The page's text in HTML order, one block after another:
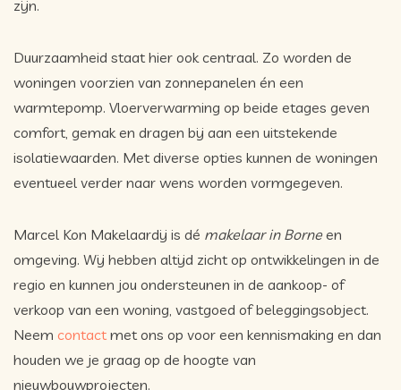
zijn.
Duurzaamheid staat hier ook centraal. Zo worden de
woningen voorzien van zonnepanelen én een
warmtepomp. Vloerverwarming op beide etages geven
comfort, gemak en dragen bij aan een uitstekende
isolatiewaarden. Met diverse opties kunnen de woningen
eventueel verder naar wens worden vormgegeven.
Marcel Kon Makelaardij is dé makelaar in Borne en
omgeving. Wij hebben altijd zicht op ontwikkelingen in de
regio en kunnen jou ondersteunen in de aankoop- of
verkoop van een woning, vastgoed of beleggingsobject.
Neem contact met ons op voor een kennismaking en dan
houden we je graag op de hoogte van
nieuwbouwprojecten.